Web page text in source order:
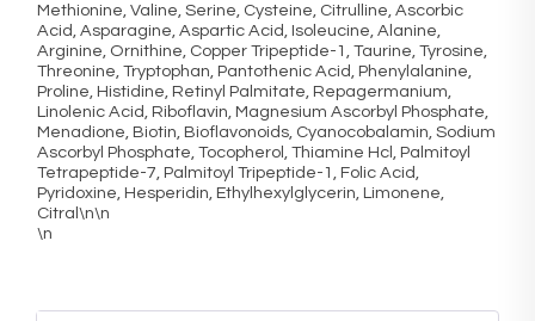
Methionine, Valine, Serine, Cysteine, Citrulline, Ascorbic
Acid, Asparagine, Aspartic Acid, Isoleucine, Alanine,
Arginine, Ornithine, Copper Tripeptide-1, Taurine, Tyrosine,
Threonine, Tryptophan, Pantothenic Acid, Phenylalanine,
Proline, Histidine, Retinyl Palmitate, Repagermanium,
Linolenic Acid, Riboflavin, Magnesium Ascorbyl Phosphate,
Menadione, Biotin, Bioflavonoids, Cyanocobalamin, Sodium
Ascorbyl Phosphate, Tocopherol, Thiamine Hcl, Palmitoyl
Tetrapeptide-7, Palmitoyl Tripeptide-1, Folic Acid,
Pyridoxine, Hesperidin, Ethylhexylglycerin, Limonene,
Citral\n\n
\n